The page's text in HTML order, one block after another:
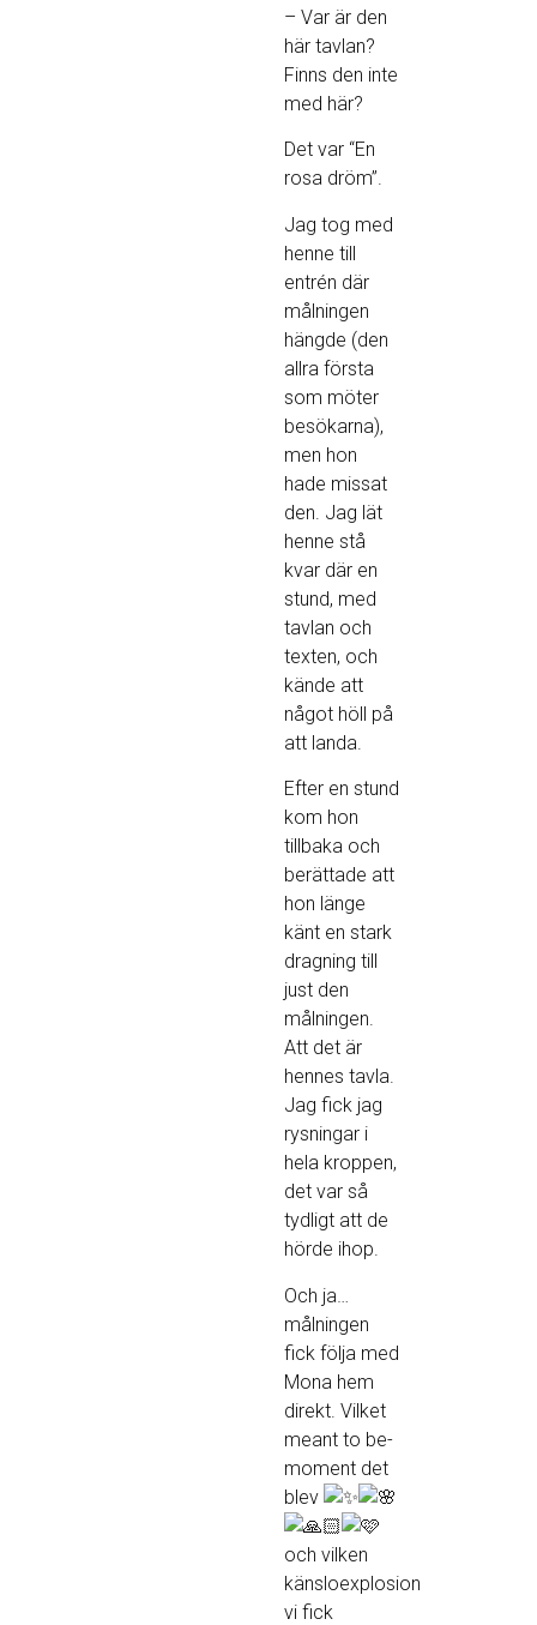
– Var är den
här tavlan?
Finns den inte
med här?
Det var “En
rosa dröm”.
Jag tog med
henne till
entrén där
målningen
hängde (den
allra första
som möter
besökarna),
men hon
hade missat
den. Jag lät
henne stå
kvar där en
stund, med
tavlan och
texten, och
kände att
något höll på
att landa.
Efter en stund
kom hon
tillbaka och
berättade att
hon länge
känt en stark
dragning till
just den
målningen.
Att det är
hennes tavla.
Jag fick jag
rysningar i
hela kroppen,
det var så
tydligt att de
hörde ihop.
Och ja…
målningen
fick följa med
Mona hem
direkt. Vilket
meant to be-
moment det
blev
och vilken
känsloexplosion
vi fick